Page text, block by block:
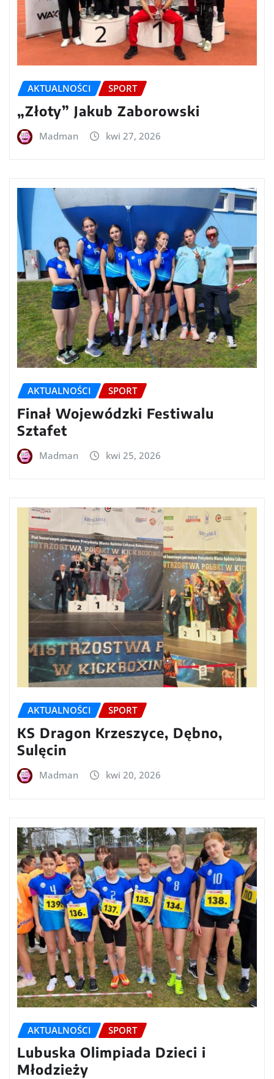
AKTUALNOŚCI SPORT
„Złoty” Jakub Zaborowski
Madman kwi 27, 2026
AKTUALNOŚCI SPORT
Finał Wojewódzki Festiwalu
Sztafet
Madman kwi 25, 2026
AKTUALNOŚCI SPORT
KS Dragon Krzeszyce, Dębno,
Sulęcin
Madman kwi 20, 2026
AKTUALNOŚCI SPORT
Lubuska Olimpiada Dzieci i
Młodzieży